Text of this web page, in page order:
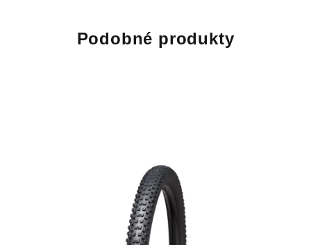
Podobné produkty